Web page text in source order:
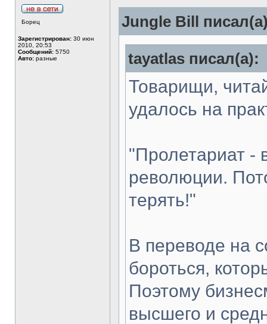
Борец
Зарегистрирован: 30 июн
2010, 20:53
Сообщений: 5750
Авто: разные
Jungle Bill
tayatlas писал(а):
Товарищи,
удалось на
"Пролетариат -
революции.
терять!"
В переводе на
бороться,
Поэтому
высшего и